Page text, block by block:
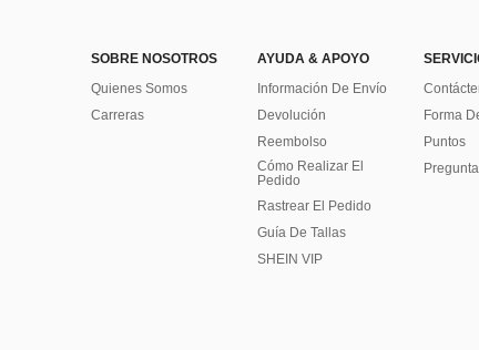
SOBRE NOSOTROS
Quienes Somos
Carreras
AYUDA & APOYO
Información De Envío
Devolución
Reembolso
Cómo Realizar El
Pedido
Rastrear El Pedido
Guía De Tallas
SHEIN VIP
Forma
Puntos